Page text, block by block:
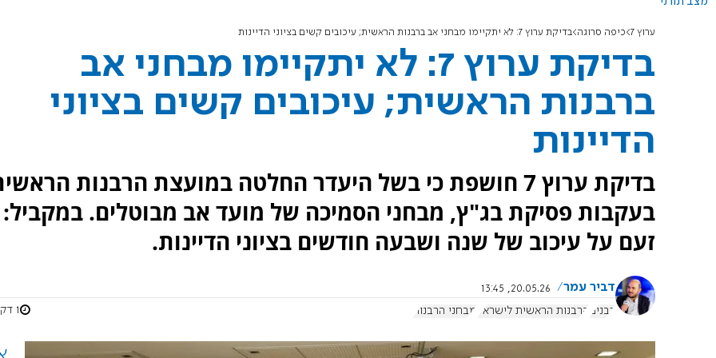
ערוץ 7 כיפה סרוגה בדיקת ערוץ 7: לא יתקיימו מבחני אב ברבנות הראשית; עיכובים קשים בציוני הדיינות
בדיקת ערוץ 7: לא יתקיימו מבחני אב
ברבנות הראשית; עיכובים קשים בציוני
הדיינות
בדיקת ערוץ 7 חושפת כי בשל היעדר החלטה במועצת הרבנות
בעקבות פסיקת בג"ץ, מבחני הסמיכה של מועד אב מבוטלים. במקביל:
זעם על עיכוב של שנה ושבעה חודשים בציוני הדיינות.
דביר עמר
20.05.26, 13:45
רבנים הרבנות הראשית לישראל מבחני הרבנות 1 דקות